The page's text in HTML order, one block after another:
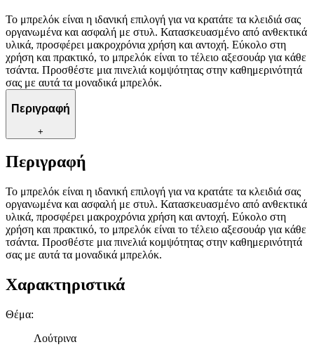
Το μπρελόκ είναι η ιδανική επιλογή για να κρατάτε τα κλειδιά σας
οργανωμένα και ασφαλή με στυλ. Κατασκευασμένο από ανθεκτικά
υλικά, προσφέρει μακροχρόνια χρήση και αντοχή. Εύκολο στη
χρήση και πρακτικό, το μπρελόκ είναι το τέλειο αξεσουάρ για κάθε
τσάντα. Προσθέστε μια πινελιά κομψότητας στην καθημερινότητά
σας με αυτά τα μοναδικά μπρελόκ.
Περιγραφή
+
Περιγραφή
Το μπρελόκ είναι η ιδανική επιλογή για να κρατάτε τα κλειδιά σας
οργανωμένα και ασφαλή με στυλ. Κατασκευασμένο από ανθεκτικά
υλικά, προσφέρει μακροχρόνια χρήση και αντοχή. Εύκολο στη
χρήση και πρακτικό, το μπρελόκ είναι το τέλειο αξεσουάρ για κάθε
τσάντα. Προσθέστε μια πινελιά κομψότητας στην καθημερινότητά
σας με αυτά τα μοναδικά μπρελόκ.
Χαρακτηριστικά
Θέμα:
Λούτρινα